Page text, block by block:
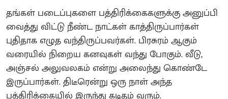
தங்கள் படைப்புகளை பத்திரிக்கைகளுக்கு அனுப்பி
வைத்து விட்டு நீண்ட நாட்கள் காத்திருப்பார்கள்
புதிதாக எழுத வந்திருப்பவர்கள். பிரசுரம் ஆகும்
வரையில் நிறைய கனவுகள் வந்து போகும். வீடு,
அஞ்சல் அலுவலகம் என்று அலைந்து கொண்டே
இருப்பார்கள். திடீரென்று ஒரு நாள் அந்த
பத்திரிக்கையில் இருந்து கடிதம் வரும்.